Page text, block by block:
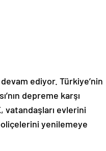
devam ediyor. Türkiye’nin
depreme karşı
vatandaşları evlerini
yenilemeye